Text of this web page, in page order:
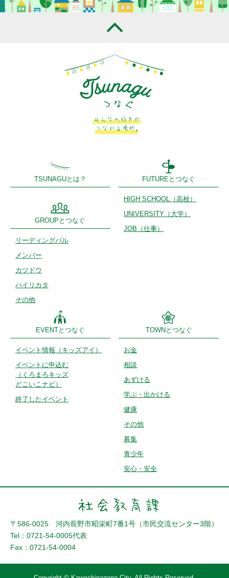
TSUNAGUとは？
GROUPとつなぐ
リーディングパル
メンバー
カツドウ
ハイリカタ
その他
FUTUREとつなぐ
HIGH SCHOOL （高校）
UNIVERSITY （大学）
JOB（仕事）
EVENTとつなぐ
イベント情報 （キッズアイ）
イベントに申込む
（くろまろキッズ
どこいこナビ）
終了したイベント
TOWNとつなぐ
お金
相談
あずける
学ぶ・出かける
健康
その他
募集
青少年
安心・安全
〒586-0025 河内長野市昭栄町7番1号（市民交流センター3階）
Tel：0721-54-0005代表
Fax：0721-54-0004